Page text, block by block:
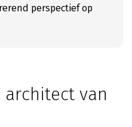
perspectief op
architect van